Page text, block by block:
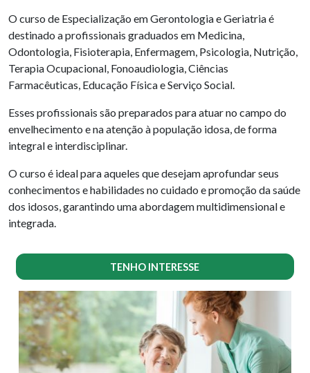
O curso de Especialização em Gerontologia e Geriatria é
destinado a profissionais graduados em Medicina,
Odontologia, Fisioterapia, Enfermagem, Psicologia, Nutrição,
Terapia Ocupacional, Fonoaudiologia, Ciências
Farmacêuticas, Educação Física e Serviço Social.
Esses profissionais são preparados para atuar no campo do
envelhecimento e na atenção à população idosa, de forma
integral e interdisciplinar.
O curso é ideal para aqueles que desejam aprofundar seus
conhecimentos e habilidades no cuidado e promoção da saúde
dos idosos, garantindo uma abordagem multidimensional e
integrada.
TENHO INTERESSE